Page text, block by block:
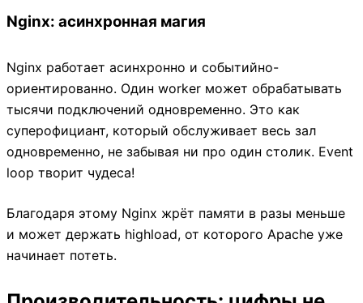
Nginx: асинхронная магия
Nginx работает асинхронно и событийно-
ориентированно. Один worker может обрабатывать
тысячи подключений одновременно. Это как
суперофициант, который обслуживает весь зал
одновременно, не забывая ни про один столик. Event
loop творит чудеса!
Благодаря этому Nginx жрёт памяти в разы меньше
и может держать highload, от которого Apache уже
начинает потеть.